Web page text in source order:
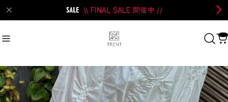
\\ FINAL SALE 開催中 //
Bell #Perks And Mini #PRANK PROJECT
Recommend おすすめキーワード